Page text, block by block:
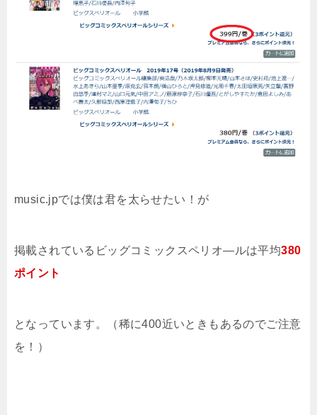
music.jpでは僕は君を太らせたい！が
掲載されているビッグコミックスペリオ―ルは平均380
ポイント
となっています。（稀に400近いときもあるのでご注意
を！）